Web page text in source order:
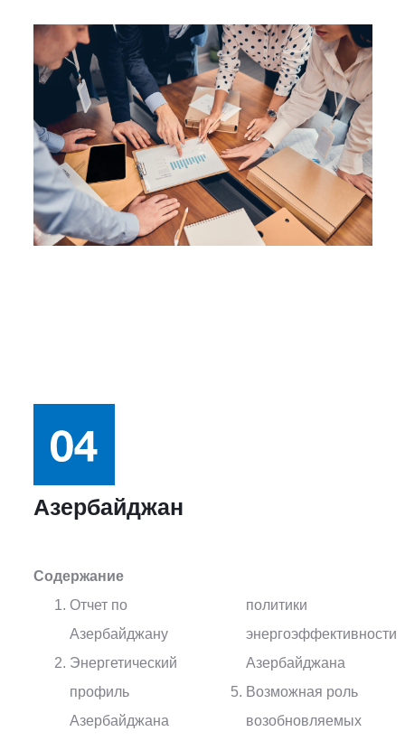
Азербайджан
Содержание
Отчет по
Азербайджану
Энергетический
профиль
Азербайджана
политики
энергоэффективности
Азербайджана
Возможная роль
возобновляемых